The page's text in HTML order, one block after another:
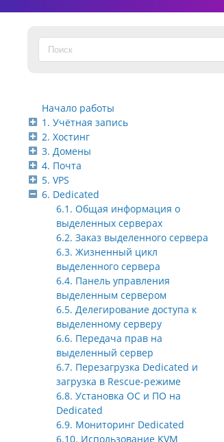
Начало работы
1. Учётная запись
2. Хостинг
3. Домены
4. Почта
5. VPS
6. Dedicated
6.1. Общая информация о
выделенных серверах
6.2. Заказ выделенного сервера
6.3. Жизненный цикл
выделенного сервера
6.4. Панель управления
выделенным сервером
6.5. Делегирование доступа к
выделенному серверу
6.6. Передача прав на
выделенный сервер
6.7. Перезагрузка Dedicated и
загрузка в Rescue-режиме
6.8. Установка ОС и ПО на
Dedicated
6.9. Мониторинг Dedicated
6.10. Использование KVM